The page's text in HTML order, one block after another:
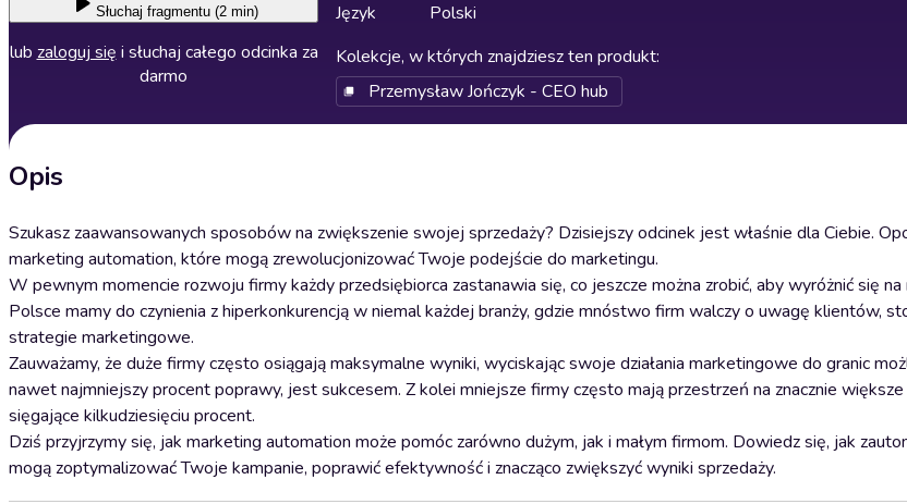
Słuchaj fragmentu (2 min)
lub zaloguj się i słuchaj całego odcinka za
darmo
Język
Polski
Kolekcje, w których znajdziesz ten produkt:
Przemysław Jończyk - CEO hub
Opis
Szukasz zaawansowanych sposobów na zwiększenie swojej sprzedaży? Dzisiejszy odcinek jest właśnie dla Ciebie.
marketing automation, które mogą zrewolucjonizować Twoje podejście do marketingu.
W pewnym momencie rozwoju firmy każdy przedsiębiorca zastanawia się, co jeszcze można zrobić, aby wyróżnić się
Polsce mamy do czynienia z hiperkonkurencją w niemal każdej branży, gdzie mnóstwo firm walczy o uwagę klientów,
strategie marketingowe.
Zauważamy, że duże firmy często osiągają maksymalne wyniki, wyciskając swoje działania marketingowe do granic
nawet najmniejszy procent poprawy, jest sukcesem. Z kolei mniejsze firmy często mają przestrzeń na znacznie
sięgające kilkudziesięciu procent.
Dziś przyjrzymy się, jak marketing automation może pomóc zarówno dużym, jak i małym firmom. Dowiedz się, jak
mogą zoptymalizować Twoje kampanie, poprawić efektywność i znacząco zwiększyć wyniki sprzedaży.